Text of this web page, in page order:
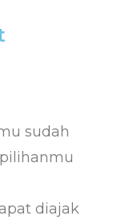
sudah
diajak